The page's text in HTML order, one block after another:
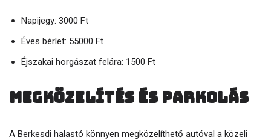
Napijegy: 3000 Ft
Éves bérlet: 55000 Ft
Éjszakai horgászat felára: 1500 Ft
Megközelítés és parkolás
A Berkesdi halastó könnyen megközelíthető autóval a közeli